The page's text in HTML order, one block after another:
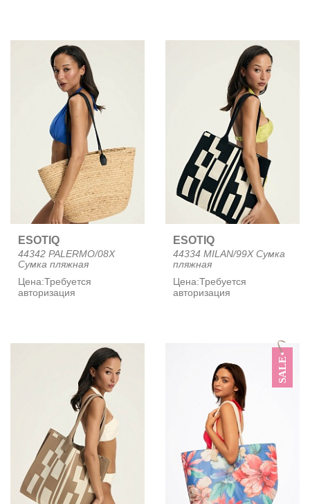
ESOTIQ
44342 PALERMO/08X
Сумка пляжная
Цена:Требуется
авторизация
ESOTIQ
44334 MILAN/99X Сумка
пляжная
Цена:Требуется
авторизация
SALE